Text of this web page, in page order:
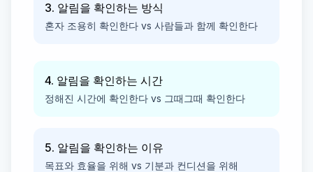
3. 알림을 확인하는 방식
혼자 조용히 확인한다 vs 사람들과 함께 확인한다
4. 알림을 확인하는 시간
정해진 시간에 확인한다 vs 그때그때 확인한다
5. 알림을 확인하는 이유
목표와 효율을 위해 vs 기분과 컨디션을 위해